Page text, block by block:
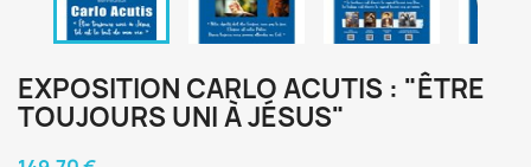
EXPOSITION CARLO ACUTIS : "ÊTRE
TOUJOURS UNI À JÉSUS"